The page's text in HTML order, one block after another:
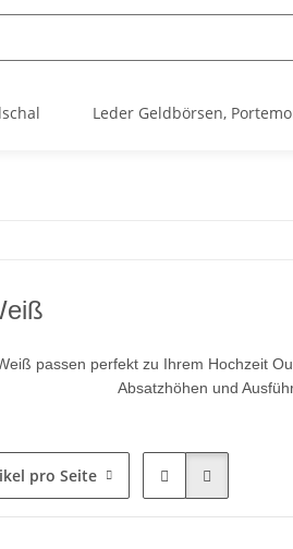
Leder Geldbörsen,
passen perfekt zu Ihrem Hochzeit
Absatzhöhen und
pro Seite